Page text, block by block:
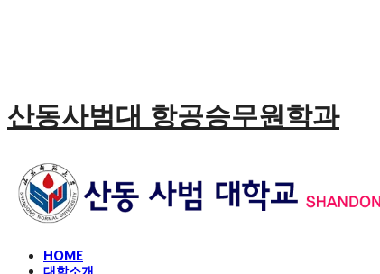
산동사범대 항공승무원학과
HOME
대학소개